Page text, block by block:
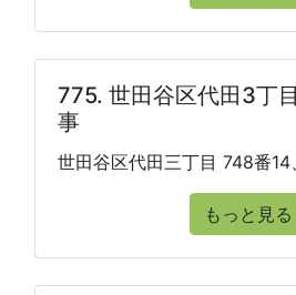
775. 世田谷区代田3丁
事
世田谷区代田三丁目 748番
もっと見る